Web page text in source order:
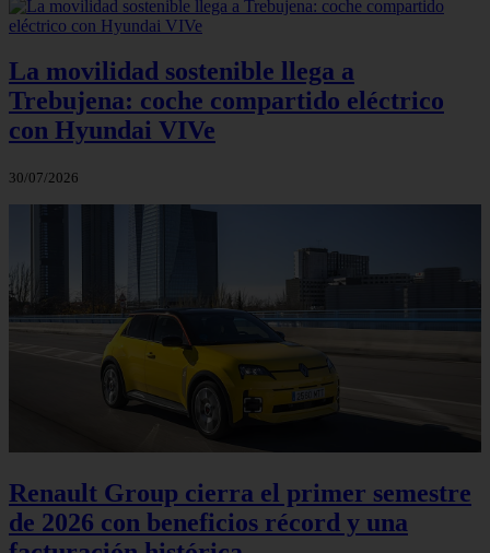
La movilidad sostenible llega a
Trebujena: coche compartido eléctrico
con Hyundai VIVe
30/07/2026
Renault Group cierra el primer semestre
de 2026 con beneficios récord y una